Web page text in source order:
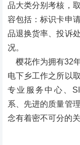
品大类分别考核，
容包括：标识卡申
品退换货率、投诉
况。
樱花作为拥有32
电下乡工作之所以
专业服务中心、
系、先进的质量管
念有着密不可分的关